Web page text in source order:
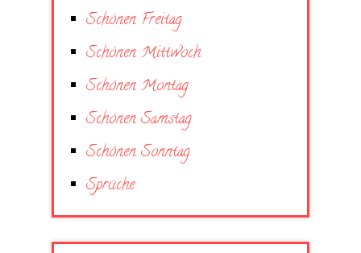
Schönen Freitag
Schönen Mittwoch
Schönen Montag
Schönen Samstag
Schönen Sonntag
Sprüche